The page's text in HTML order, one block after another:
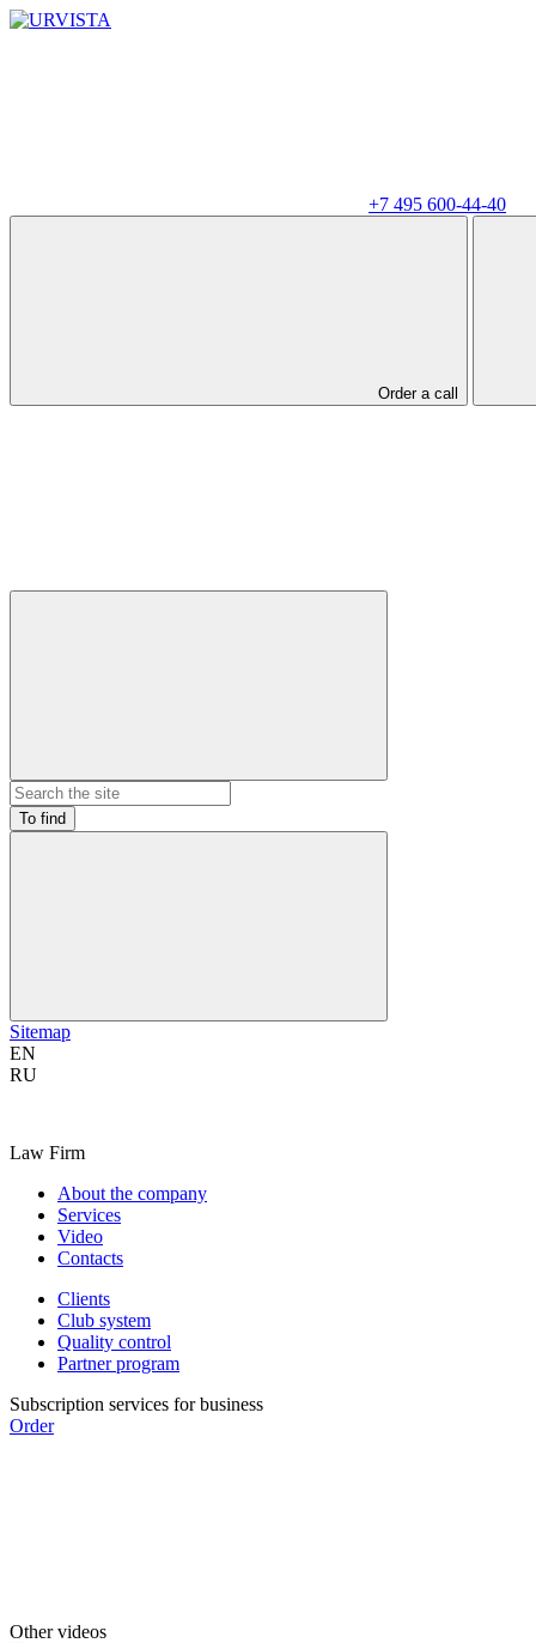
+7 495 600-44-40
Order a call
To find
Sitemap
EN
RU
Law Firm
About the company
Services
Video
Contacts
Clients
Club system
Quality control
Partner program
Subscription services for business
Order
Other videos